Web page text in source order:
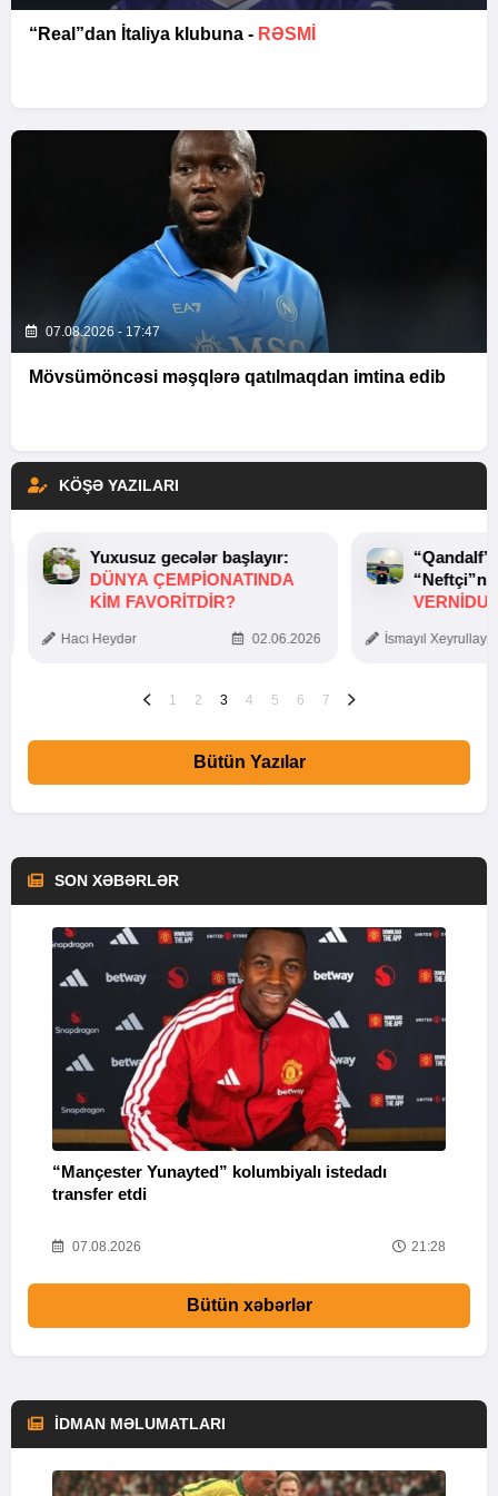
“Real”dan İtaliya klubuna - RƏSMİ
07.08.2026 - 17:47
Mövsümöncəsi məşqlərə qatılmaqdan imtina edib
KÖŞƏ YAZILARI
Yuxusuz gecələr başlayır:
DÜNYA ÇEMPIONATINDA
KIM FAVORITDIR?
Hacı Heydər 02.06.2026 İsmayıl
1 2 3 4 5 6 7
Bütün Yazılar
SON XƏBƏRLƏR
“Mançester Yunayted” kolumbiyalı istedadı
transfer etdi
07.08.2026 21:28
Bütün xəbərlər
İDMAN MƏLUMATLARI